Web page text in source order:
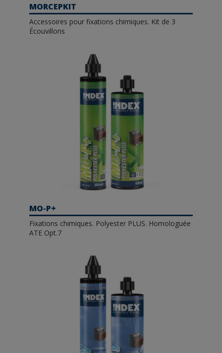
MORCEPKIT
Accessoires pour fixations chimiques. Kit de 3
Écouvillons
MO-P+
Fixations chimiques. Polyester PLUS. Homologuée
ATE Opt.7